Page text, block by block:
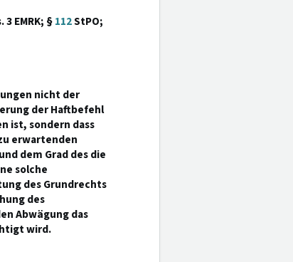
3 EMRK; §112StPO;
nicht der
der Haftbefehl
ist, sondern dass
erwartenden
dem Grad des die
solche
des Grundrechts
des
Abwägung das
wird.